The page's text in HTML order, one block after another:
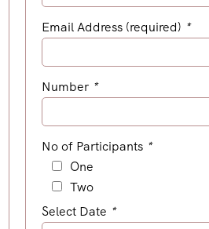
Email Address (required) *
Number *
No of Participants *
One
Two
Select Date *